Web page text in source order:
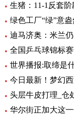
生猪：11-1反套
绿色工厂“绿”意盎
全国乒乓球锦标
世界播报:取缔是
头层牛皮打理_仓
华尔街正加大这